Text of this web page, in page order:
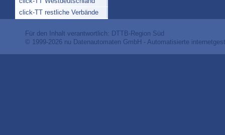
click-TT restliche Verbände
Für den Inhalt verantwortlich: DTTB-Region Süd
© 1999-2026 nu Datenautomaten GmbH - Automatisierte